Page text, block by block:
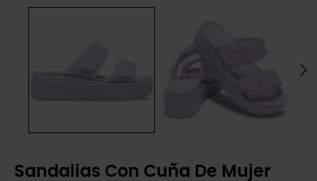
Sandalias Con Cuña De Mujer